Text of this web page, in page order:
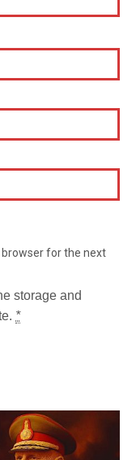
browser for the next
storage and
*